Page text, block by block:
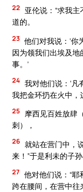
22
亚伦说：“求我
道的。
23 他们对我说：‘你
因为领我们出埃及
事。’
24 我对他们说：‘凡
我把金环扔在火中，
25
摩西见百姓放肆
刺），
26 就站在营门中，
来！”于是利未的子
27 他对他们说：“耶
跨在腰间，在营中